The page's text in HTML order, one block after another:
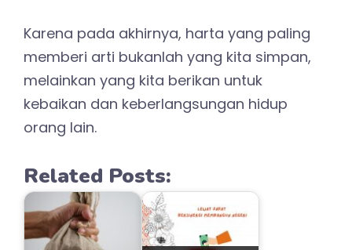
Karena pada akhirnya, harta yang paling
memberi arti bukanlah yang kita simpan,
melainkan yang kita berikan untuk
kebaikan dan keberlangsungan hidup
orang lain.
Related Posts: